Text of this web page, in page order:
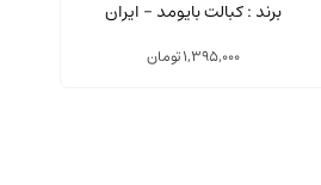
برند : کبالت بایومد - ایران
1,395,000تومان